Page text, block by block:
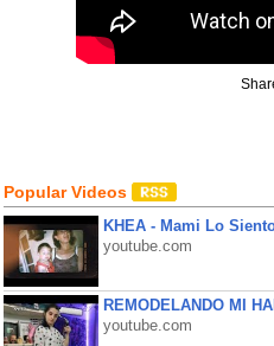
Popular Videos
KHEA - Mami Lo
youtube.com
REMODELANDO MI
youtube.com